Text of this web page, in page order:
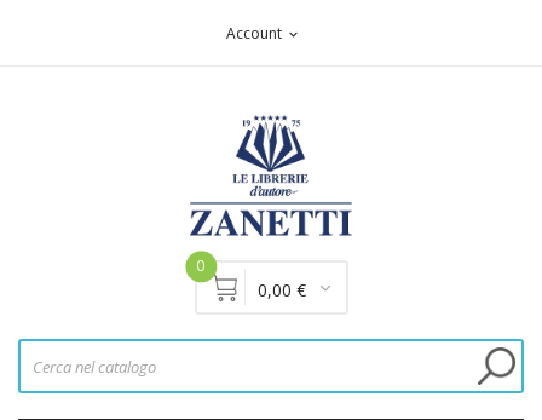
Account expand_more
0
0,00 €